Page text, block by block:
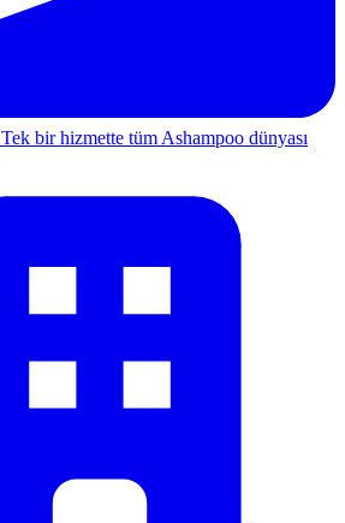
Tek bir hizmette tüm Ashampoo dünyası